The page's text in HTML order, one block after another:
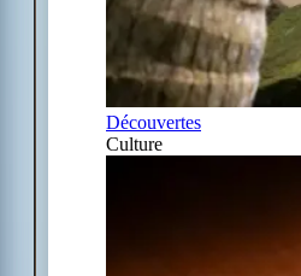
Découvertes
Culture